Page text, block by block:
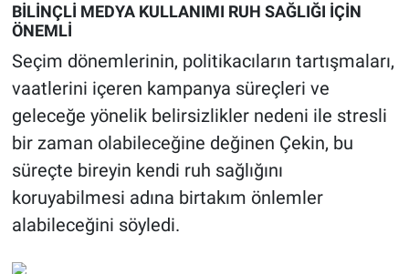
BİLİNÇLİ MEDYA KULLANIMI RUH SAĞLIĞI İÇİN
ÖNEMLİ
Seçim dönemlerinin, politikacıların tartışmaları,
vaatlerini içeren kampanya süreçleri ve
geleceğe yönelik belirsizlikler nedeni ile stresli
bir zaman olabileceğine değinen Çekin, bu
süreçte bireyin kendi ruh sağlığını
koruyabilmesi adına birtakım önlemler
alabileceğini söyledi.